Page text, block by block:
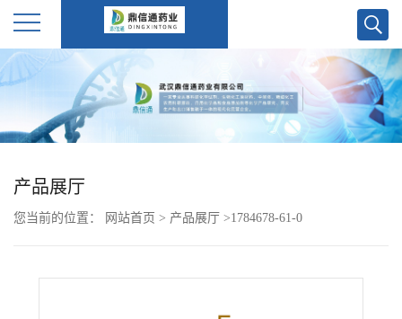
公
产品展厅
您当前的位置： 网站首页 > 产品展厅 >1784678-61-0